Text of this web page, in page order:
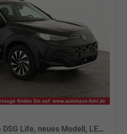
1.5 eTSI 110 kW Life DSG Life, neues Modell, LED, Kamera, Side, Winter, 17-Zoll